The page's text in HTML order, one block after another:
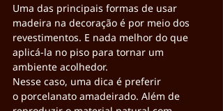
Uma das principais formas de usar
madeira na decoração é por meio dos
revestimentos. E nada melhor do que
aplicá-la no piso para tornar um
ambiente acolhedor.
Nesse caso, uma dica é preferir
o porcelanato amadeirado. Além de